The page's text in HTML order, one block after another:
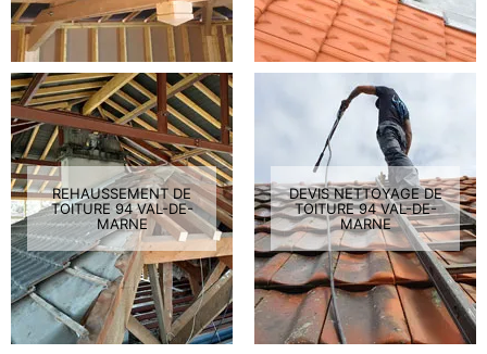
REHAUSSEMENT DE
TOITURE 94 VAL-DE-
MARNE
DEVIS NETTOYAGE DE
TOITURE 94 VAL-DE-
MARNE